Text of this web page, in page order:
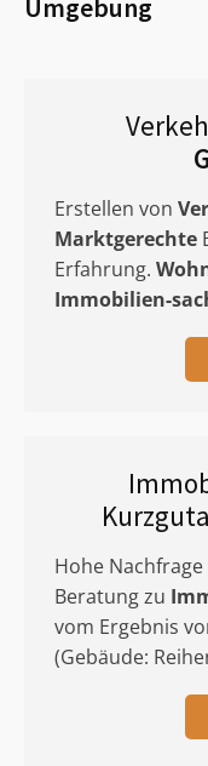
Umgebung
Erstellen von
Marktgerechte
Erfahrung.
Immobilien-
Hohe Nachfrage
Beratung zu
vom Ergebnis
(Gebäude: